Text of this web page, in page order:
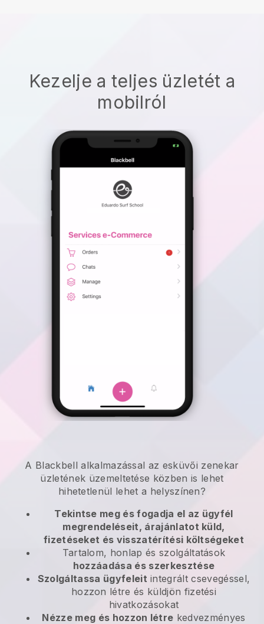
Kezelje a teljes üzletét a
mobilról
A Blackbell alkalmazással az esküvői zenekar
üzletének üzemeltetése közben is lehet
hihetetlenül lehet a helyszínen?
Tekintse meg és fogadja el az ügyfél
megrendeléseit, árajánlatot küld,
fizetéseket és visszatérítési költségeket
Tartalom, honlap és szolgáltatások
hozzáadása és szerkesztése
Szolgáltassa ügyfeleit integrált csevegéssel,
hozzon létre és küldjön fizetési
hivatkozásokat
Nézze meg és hozzon létre kedvezményes